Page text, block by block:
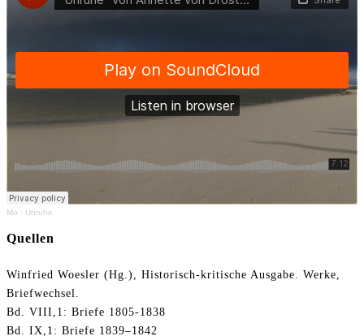
Mo · Unruhe
Quellen
Winfried Woesler (Hg.), Historisch-kritische Ausgabe. Werke,
Briefwechsel.
Bd. VIII,1: Briefe 1805-1838
Bd. IX,1: Briefe 1839–1842